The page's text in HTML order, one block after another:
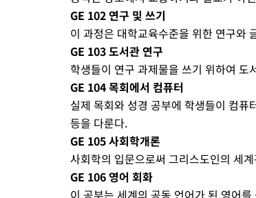
GE 102 연구 및 쓰기
이 과정은 대학교육수준을 위한 연구와
GE 103 도서관 연구
학생들이 연구 과제물을 쓰기 위하여
GE 104 목회에서 컴퓨터
실제 목회와 성경 공부에 학생들이 컴
등을 다룬다.
GE 105 사회학개론
사회학의 입문으로써 그리스도인의 세
GE 106 영어 회화